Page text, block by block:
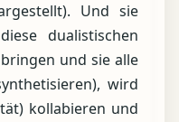
Und sie
dualistischen
und sie alle
wird
kollabieren und